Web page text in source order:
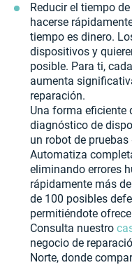
Reducir el tiempo
hacerse
tiempo es dinero.
dispositivos y
posible. Para ti,
aumenta
reparación.
Una forma eficiente
diagnóstico de
un robot de
Automatiza
eliminando errores
rápidamente más
de 100 posibles
permitiéndote
Consulta nuestro
negocio de
Norte, donde